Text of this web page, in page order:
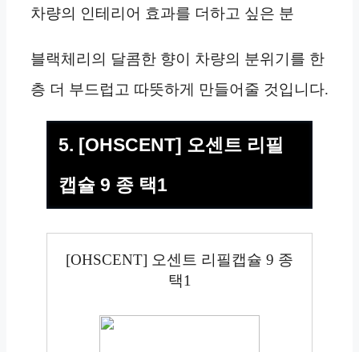
차량의 인테리어 효과를 더하고 싶은 분
블랙체리의 달콤한 향이 차량의 분위기를 한
층 더 부드럽고 따뜻하게 만들어줄 것입니다.
5. [OHSCENT] 오센트 리필
캡슐 9 종 택1
[OHSCENT] 오센트 리필캡슐 9 종
택1